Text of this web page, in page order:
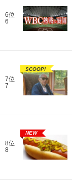
6位
6
7位
7
SCOOP!
8位
8
NEW